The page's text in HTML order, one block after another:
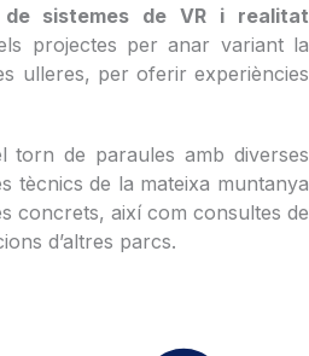
sistemes de VR i realitat
projectes per anar variant la
ulleres, per oferir experiències
torn de paraules amb diverses
tècnics de la mateixa muntanya
concrets, així com consultes de
d’altres parcs.